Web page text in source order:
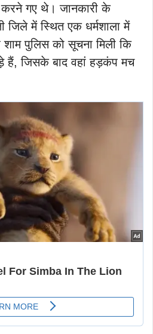
करने गए थे। जानकारी के
जिले में स्थित एक धर्मशाला में
पुलिस को सूचना मिली कि
हैं, जिसके बाद वहां हड़कंप मच